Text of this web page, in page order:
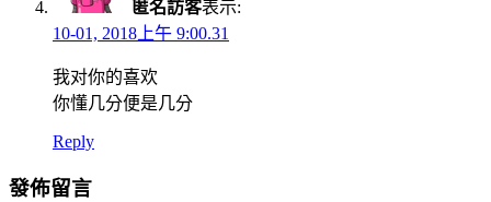
匿名訪客表示:
10-01, 2018上午 9:00.31
我对你的喜欢
你懂几分便是几分
Reply
發佈留言